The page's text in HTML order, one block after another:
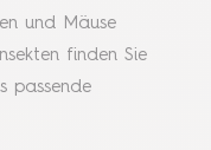
und Mäuse
finden Sie
passende